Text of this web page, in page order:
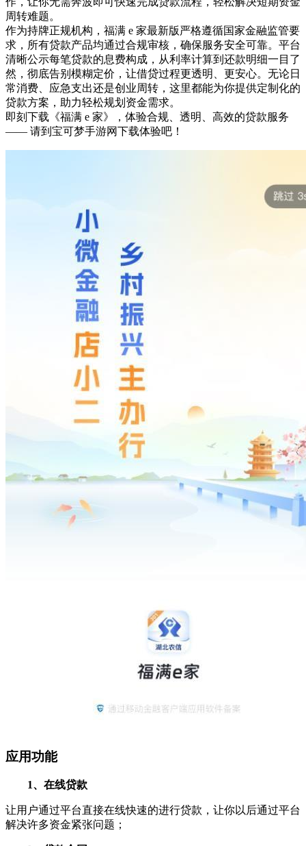
周转难题。
作为持牌正规机构，福满 e 家最新版严格遵循国家金融监管要
求，所有贷款产品均通过合规审核，确保服务安全可靠。平台
清晰公示每笔贷款的息费构成，从利率计算到还款明细一目了
然，彻底告别模糊定价，让借贷过程更透明、更安心。无论日
常消费、应急支出还是创业周转，这里都能为你提供定制化的
贷款方案，助力轻松规划资金需求。
即刻下载《福满 e 家》，体验合规、透明、高效的贷款服务
—— 请到宝可梦手游网下载体验吧！
应用功能
1、在线贷款
让用户通过平台直接在线快速的进行贷款，让你以后通过平台
解决许多资金紧张问题；